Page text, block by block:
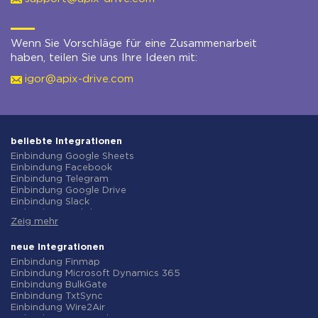
Wenn Sie Vorschläge für eine Zusammenarbeit
haben, teilen Sie uns Ihre Ideen mit:
igor@apix-drive.com
beliebte Integrationen
Einbindung Google Sheets
Einbindung Facebook
Einbindung Telegram
Einbindung Google Drive
Einbindung Slack
Einbindung Gmail
Einbindung ClickUp
Einbindung Airtable
Einbindung Google Contacts
Einbindung OpenAI (ChatGPT)
Einbindung Instagram
Einbindung ActiveCampaign
Einbindung Typeform
Zeig mehr
neue Integrationen
Einbindung Finmap
Einbindung Microsoft Dynamics 365
Einbindung BulkGate
Einbindung TxtSync
Einbindung Wire2Air